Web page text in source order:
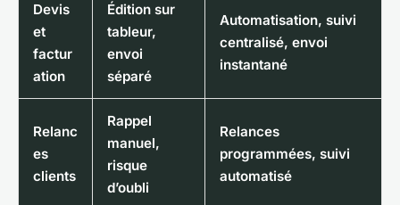
Devis
et
factur
ation
Édition sur
tableur,
envoi
séparé
Automatisation, suivi
centralisé, envoi
instantané
Relanc
es
clients
Rappel
manuel,
risque
d’oubli
Relances
programmées, suivi
automatisé